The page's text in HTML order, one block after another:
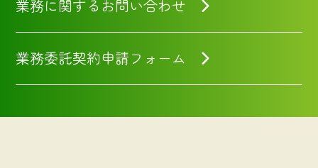
業務に関するお問い合わせ
業務委託契約申請フォーム